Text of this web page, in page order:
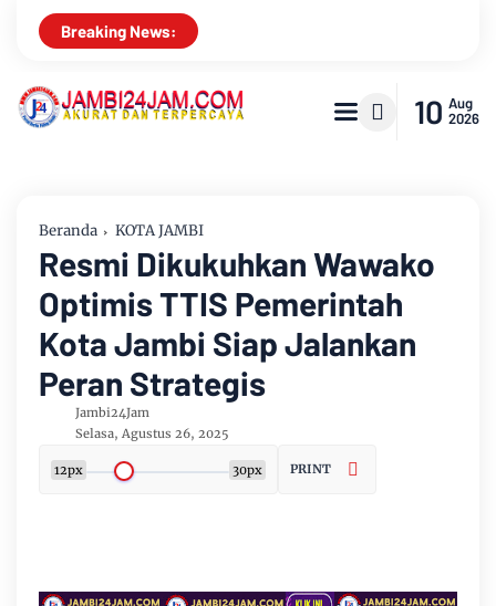
Breaking News:
10 Aug
2026
Beranda KOTA JAMBI
Resmi Dikukuhkan Wawako
Optimis TTIS Pemerintah
Kota Jambi Siap Jalankan
Peran Strategis
Jambi24Jam
Selasa, Agustus 26, 2025
12px 30px PRINT